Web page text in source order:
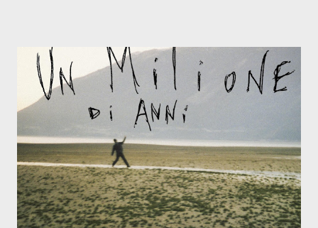
Dicevamo. Ed è da qui che il nostro inizia questo concept
musicale, con " Che ora è" , raccontando la separazione dalla
moglie, del senso di sconfitta e del caldo afoso che opprime,
giusta condizione di sopraffazione: "Non so che ora è, che giorno
è, di questa estate che...". E' raro fare uscire come singolo una
cover, ma...